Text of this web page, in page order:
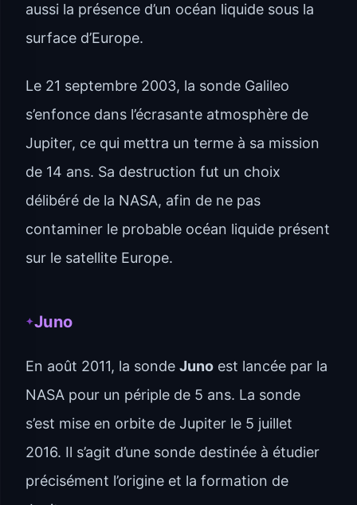
aussi la présence d’un océan liquide sous la
surface d’Europe.
Le 21 septembre 2003, la sonde Galileo
s’enfonce dans l’écrasante atmosphère de
Jupiter, ce qui mettra un terme à sa mission
de 14 ans. Sa destruction fut un choix
délibéré de la NASA, afin de ne pas
contaminer le probable océan liquide présent
sur le satellite Europe.
Juno
En août 2011, la sonde Juno est lancée par la
NASA pour un périple de 5 ans. La sonde
s’est mise en orbite de Jupiter le 5 juillet
2016. Il s’agit d’une sonde destinée à étudier
précisément l’origine et la formation de